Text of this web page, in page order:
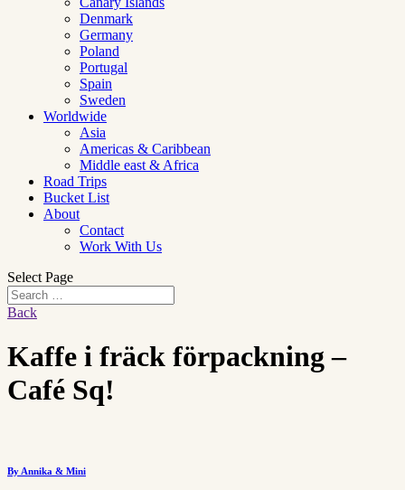
Denmark
Germany
Poland
Portugal
Spain
Sweden
Worldwide
Asia
Americas & Caribbean
Middle east & Africa
Road Trips
Bucket List
About
Contact
Work With Us
Select Page
Back
Kaffe i fräck förpackning –
Café Sq!
By Annika & Mini